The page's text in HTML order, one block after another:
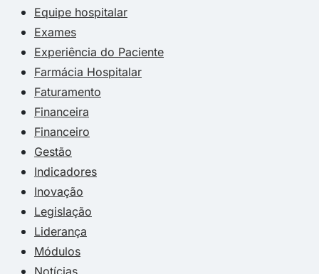
Equipe hospitalar
Exames
Experiência do Paciente
Farmácia Hospitalar
Faturamento
Financeira
Financeiro
Gestão
Indicadores
Inovação
Legislação
Liderança
Módulos
Notícias